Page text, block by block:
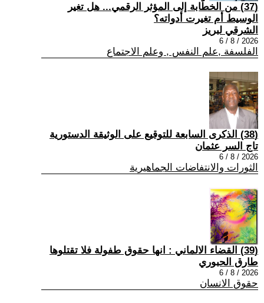
(37) من الخطّابة إلى المؤثر الرقمي... هل تغير
الوسيط أم تغيرت أدواته؟
الشرقي لبريز
2026 / 8 / 6
الفلسفة ,علم النفس , وعلم الاجتماع
(38) الذكرى السابعة للتوقيع على الوثيقة الدستورية
تاج السر عثمان
2026 / 8 / 6
الثورات والانتفاضات الجماهيرية
(39) القضاء الالماني : انها حقوق طفولة فلا تقتلوها
طارق الحبوري
2026 / 8 / 6
حقوق الانسان